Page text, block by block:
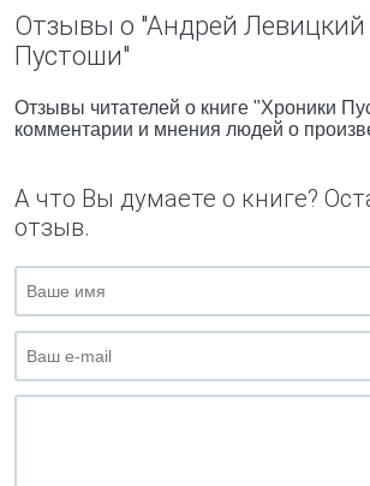
Отзывы о "Андрей Левицкий
Пустоши"
Отзывы читателей о книге "Хроники
комментарии и мнения людей о
А что Вы думаете о книге?
отзыв.